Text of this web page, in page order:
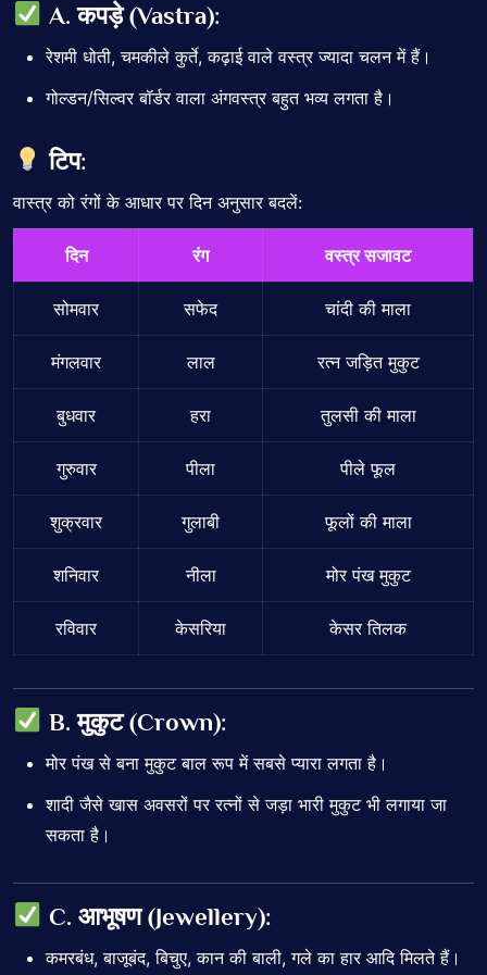
A. कपड़े (Vastra):
रेशमी धोती, चमकीले कुर्ते, कढ़ाई वाले वस्त्र ज्यादा चलन में हैं।
गोल्डन/सिल्वर बॉर्डर वाला अंगवस्त्र बहुत भव्य लगता है।
टिप:
वास्त्र को रंगों के आधार पर दिन अनुसार बदलें:
दिन रंग वस्त्र सजावट
सोमवार सफेद चांदी की माला
मंगलवार लाल रत्न जड़ित मुकुट
बुधवार हरा तुलसी की माला
गुरुवार पीला पीले फूल
शुक्रवार गुलाबी फूलों की माला
शनिवार नीला मोर पंख मुकुट
रविवार केसरिया केसर तिलक
B. मुकुट (Crown):
मोर पंख से बना मुकुट बाल रूप में सबसे प्यारा लगता है।
शादी जैसे खास अवसरों पर रत्नों से जड़ा भारी मुकुट भी लगाया जा
सकता है।
C. आभूषण (Jewellery):
कमरबंध, बाजूबंद, बिचुए, कान की बाली, गले का हार आदि मिलते हैं।